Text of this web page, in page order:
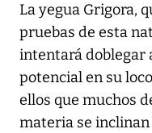
La yegua Grigora,
pruebas de esta
intentará doblegar
potencial en su
ellos que muchos
materia se inclinan